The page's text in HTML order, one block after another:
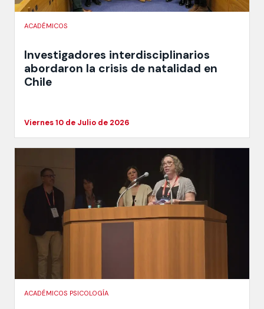
ACADÉMICOS
Investigadores interdisciplinarios
abordaron la crisis de natalidad en
Chile
Viernes 10 de Julio de 2026
ACADÉMICOS PSICOLOGÍA